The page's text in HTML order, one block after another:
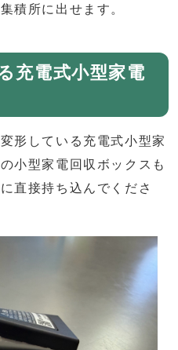
積所に出せます。
充電式小型家電
形している充電式小型家
小型家電回収ボックスも
直接持ち込んでくださ